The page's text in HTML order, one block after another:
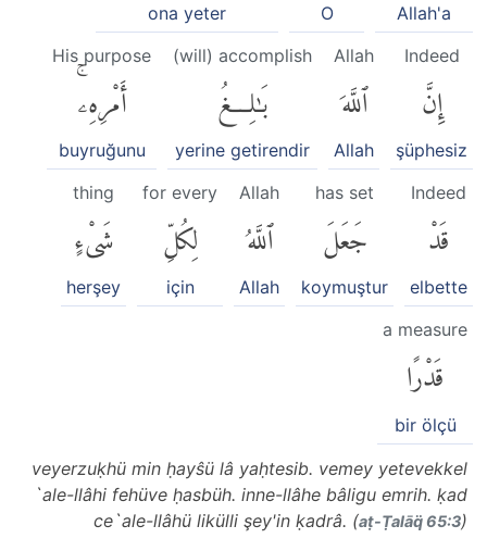
Allah'a
O
ona yeter
Indeed
إِنَّ
şüphesiz
Allah
ٱللَّهَ
Allah
(will) accomplish
بَٰلِغُ
yerine getirendir
His purpose
أَمْرِهِۦۚ
buyruğunu
Indeed
قَدْ
elbette
has set
جَعَلَ
koymuştur
Allah
ٱللَّهُ
Allah
for every
لِكُلِّ
için
thing
شَىْءٍ
herşey
a measure
قَدْرًا
bir ölçü
veyerzuḳhü min ḥayŝü lâ yaḥtesib. vemey yetevekkel
`ale-llâhi fehüve ḥasbüh. inne-llâhe bâligu emrih. ḳad
ce`ale-llâhü likülli şey'in ḳadrâ. (aṭ-Ṭalāq̈ 65:3)